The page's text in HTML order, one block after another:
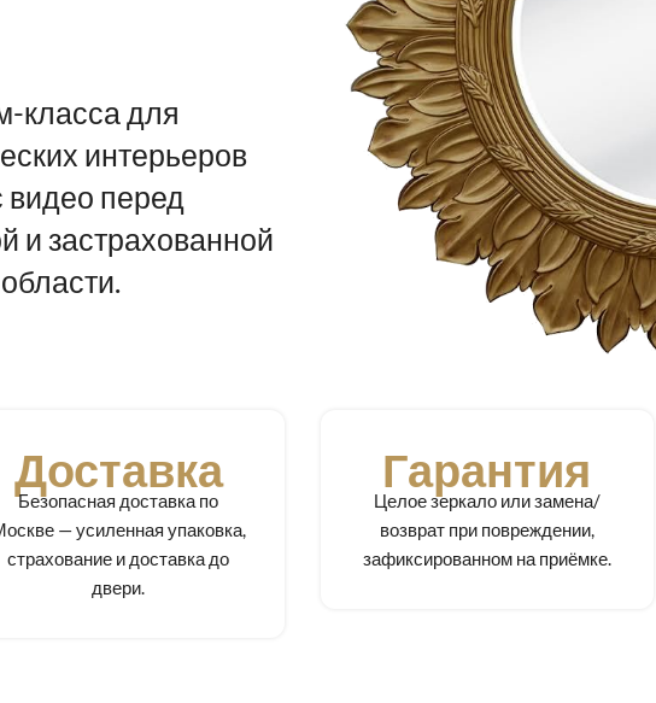
класса для
интерьеров
перед
и застрахованной
Доставка
Безопасная доставка по
— усиленная упаковка,
страхование и доставка до
двери.
Гарантия
Целое зеркало или замена/
возврат при повреждении,
зафиксированном на приёмке.